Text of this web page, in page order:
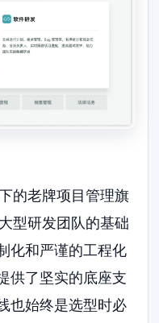
的老牌项目管理旗
型研发团队的基础
化和严谨的工程化
供了坚实的底座支
也始终是选型时必